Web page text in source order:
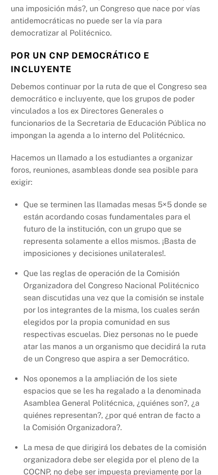
una imposición más?, un Congreso que nace por vías
antidemocráticas no puede ser la vía para
democratizar al Politécnico.
POR UN CNP DEMOCRÁTICO E
INCLUYENTE
Debemos continuar por la ruta de que el Congreso sea
democrático e incluyente, que los grupos de poder
vinculados a los ex Directores Generales o
funcionarios de la Secretaria de Educación Pública no
impongan la agenda a lo interno del Politécnico.
Hacemos un llamado a los estudiantes a organizar
foros, reuniones, asambleas donde sea posible para
exigir:
Que se terminen las llamadas mesas 5×5 donde se
están acordando cosas fundamentales para el
futuro de la institución, con un grupo que se
representa solamente a ellos mismos. ¡Basta de
imposiciones y decisiones unilaterales!.
Que las reglas de operación de la Comisión
Organizadora del Congreso Nacional Politécnico
sean discutidas una vez que la comisión se instale
por los integrantes de la misma, los cuales serán
elegidos por la propia comunidad en sus
respectivas escuelas. Diez personas no le puede
atar las manos a un organismo que decidirá la ruta
de un Congreso que aspira a ser Democrático.
Nos oponemos a la ampliación de los siete
espacios que se les ha regalado a la denominada
Asamblea General Politécnica, ¿quiénes son?, ¿a
quiénes representan?, ¿por qué entran de facto a
la Comisión Organizadora?.
La mesa de que dirigirá los debates de la comisión
organizadora debe ser elegida por el pleno de la
COCNP, no debe ser impuesta previamente por la